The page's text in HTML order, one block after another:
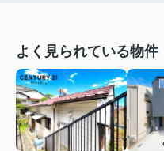
よく見られている物件